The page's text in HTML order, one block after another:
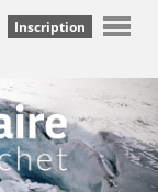
Inscription